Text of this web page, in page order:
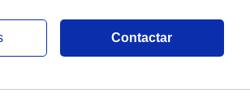
Contactar